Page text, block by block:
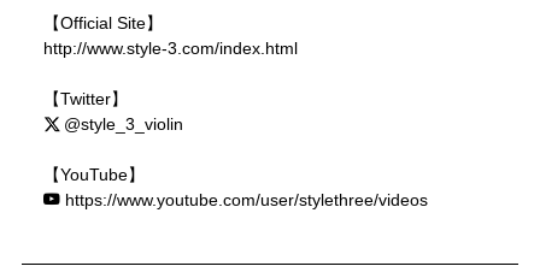
【Official Site】
http://www.style-3.com/index.html
【Twitter】
@style_3_violin
【YouTube】
https://www.youtube.com/user/stylethree/videos